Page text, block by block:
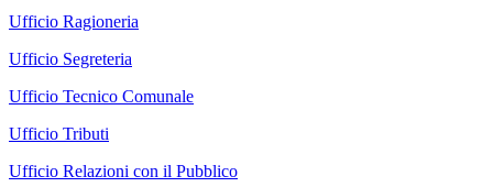
Ufficio Ragioneria
Ufficio Segreteria
Ufficio Tecnico Comunale
Ufficio Tributi
Ufficio Relazioni con il Pubblico